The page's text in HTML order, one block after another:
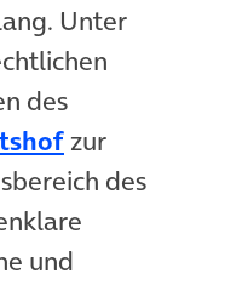
Unter
des
(öffnet in
zur
des
und